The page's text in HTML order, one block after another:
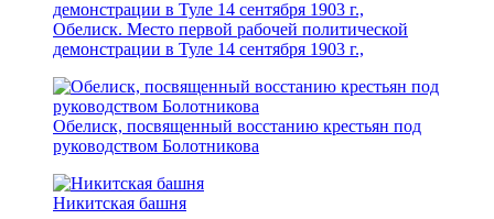
Обелиск. Место первой рабочей политической
демонстрации в Туле 14 сентября 1903 г.,
Обелиск, посвященный восстанию крестьян под
руководством Болотникова
Никитская башня